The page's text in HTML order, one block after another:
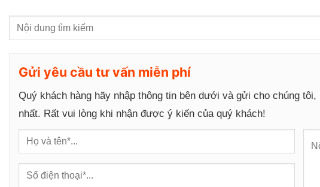
Gửi yêu cầu tư vấn miễn phí
Quý khách hàng hãy nhập thông tin bên dưới và gửi cho chúng
nhất. Rất vui lòng khi nhận được ý kiến của quý khách!